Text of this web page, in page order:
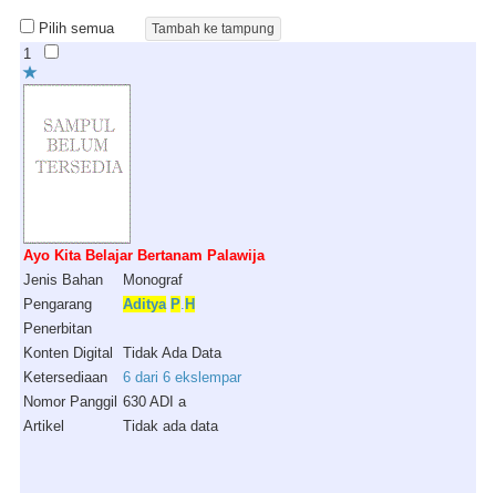
Pilih semua
1
Ayo Kita Belajar Bertanam Palawija
Jenis Bahan
Monograf
Pengarang
Aditya P. H
Penerbitan
Konten Digital
Tidak Ada Data
Ketersediaan
6 dari 6 ekslempar
Nomor Panggil 630 ADI a
Artikel
Tidak ada data